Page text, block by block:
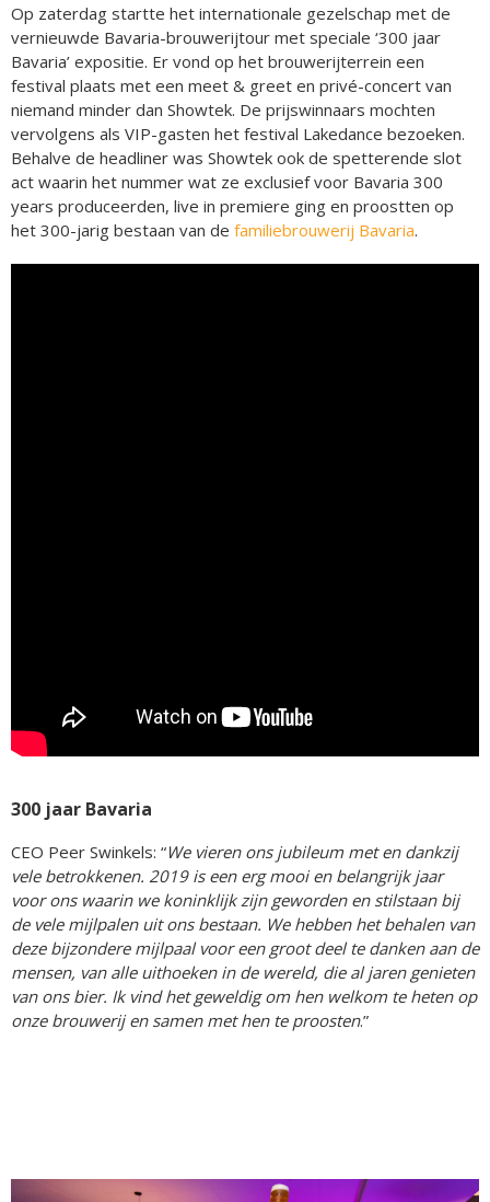
Op zaterdag startte het internationale gezelschap met de
vernieuwde Bavaria-brouwerijtour met speciale ‘300 jaar
Bavaria’ expositie. Er vond op het brouwerijterrein een
festival plaats met een meet & greet en privé-concert van
niemand minder dan Showtek. De prijswinnaars mochten
vervolgens als VIP-gasten het festival Lakedance bezoeken.
Behalve de headliner was Showtek ook de spetterende slot
act waarin het nummer wat ze exclusief voor Bavaria 300
years produceerden, live in premiere ging en proostten op
het 300-jarig bestaan van de familiebrouwerij Bavaria.
300 jaar Bavaria
CEO Peer Swinkels: “We vieren ons jubileum met en dankzij
vele betrokkenen. 2019 is een erg mooi en belangrijk jaar
voor ons waarin we koninklijk zijn geworden en stilstaan bij
de vele mijlpalen uit ons bestaan. We hebben het behalen van
deze bijzondere mijlpaal voor een groot deel te danken aan de
mensen, van alle uithoeken in de wereld, die al jaren genieten
van ons bier. Ik vind het geweldig om hen welkom te heten op
onze brouwerij en samen met hen te proosten.”